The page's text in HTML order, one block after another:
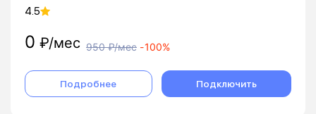
4.5
0 ₽/мес 950₽/мес -100%
Подробнее Подключить